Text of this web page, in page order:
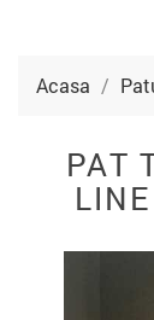
Acasa
PAT